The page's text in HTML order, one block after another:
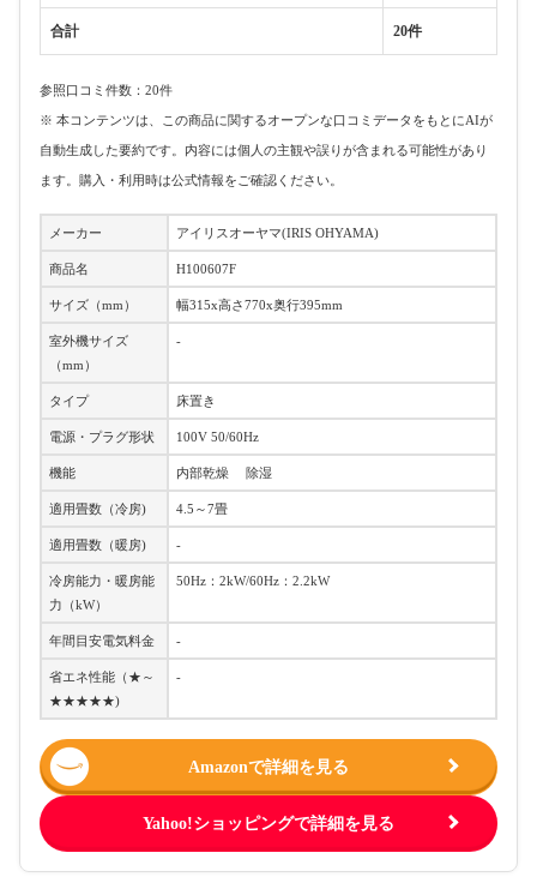
合計 20件
参照口コミ件数：20件
※ 本コンテンツは、この商品に関するオープンな口コミデータをもとにAIが
自動生成した要約です。内容には個人の主観や誤りが含まれる可能性があり
ます。購入・利用時は公式情報をご確認ください。
メーカー アイリスオーヤマ(IRIS OHYAMA)
商品名 ‎H100607F
サイズ（mm） 幅315x高さ770x奥行395mm
室外機サイズ
（mm）
-
タイプ 床置き
電源・プラグ形状 100V 50/60Hz
機能 内部乾燥 除湿
適用畳数（冷房) 4.5～7畳
適用畳数（暖房) -
冷房能力・暖房能
力（kW）
50Hz：2kW/60Hz：2.2kW
年間目安電気料金 -
省エネ性能（★～
★★★★★)
-
Amazonで詳細を見る
Yahoo!ショッピングで詳細を見る